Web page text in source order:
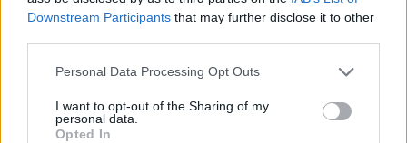
Downstream Participants that may further disclose it to other
Personal Data Processing Opt Outs
I want to opt-out of the Sharing of my
personal data.
Opted In
ΔΕΙΤΕ ΕΠΙΣΗΣ
ΣΤΗΝ ΙΔΙΑ ΚΑΤΗΓΟΡΙΑ
5 one‑hit wonders που έγιναν